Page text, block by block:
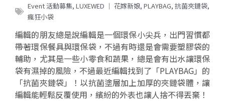
Event 活動募集, LUXEWED │ 花嫁新娘, PLAYBAG, 抗菌夾鏈袋,
瘋狂小袋
編輯的朋友總是說編輯是一個環保小尖兵，出門習慣都
帶著環保餐具與環保袋，不過有時還是會需要塑膠袋的
輔助，尤其是一些小零食和蔬果，總是會有出水讓環保
袋有濕掉的風險，不過最近編輯找到了「PLAYBAG」的
「抗菌夾鏈袋」！以抗菌塗層加上加厚的夾鏈袋體，讓
編輯能輕鬆反覆使用，繽紛的外表也讓人捨不得丟棄！